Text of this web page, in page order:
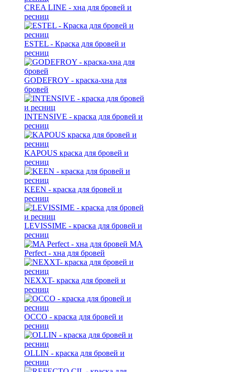
CREA LINE - хна для бровей и
ресниц
ESTEL - Краска для бровей и
ресниц
GODEFROY - краска-хна для
бровей
INTENSIVE - краска для бровей и
ресниц
KAPOUS краска для бровей и
ресниц
KEEN - краска для бровей и
ресниц
LEVISSIME - краска для бровей и
ресниц
MA
Perfect - хна для бровей
NEXXT- краска для бровей и
ресниц
OCCO - краска для бровей и
ресниц
OLLIN - краска для бровей и
ресниц